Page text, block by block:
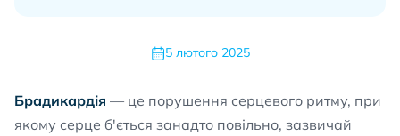
5 лютого 2025
Брадикардія — це порушення серцевого ритму, при
якому серце б'ється занадто повільно, зазвичай